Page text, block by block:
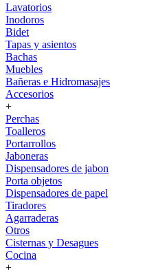
Lavatorios
Inodoros
Bidet
Tapas y asientos
Bachas
Muebles
Bañeras e Hidromasajes
Accesorios
+
Perchas
Toalleros
Portarrollos
Jaboneras
Dispensadores de jabon
Porta objetos
Dispensadores de papel
Tiradores
Agarraderas
Otros
Cisternas y Desagues
Cocina
+